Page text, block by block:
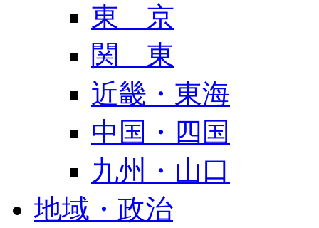
東 京
関 東
近畿・東海
中国・四国
九州・山口
地域・政治